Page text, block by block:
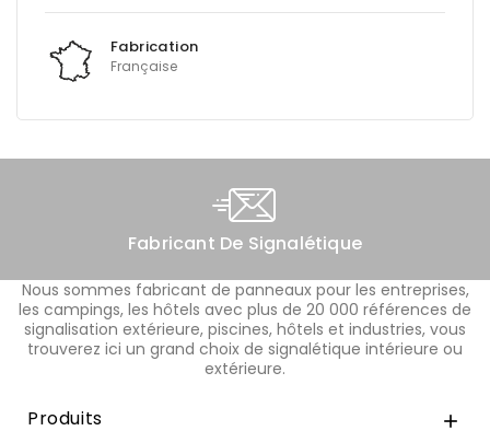
Fabrication
Française
Fabricant De Signalétique
Nous sommes fabricant de panneaux pour les entreprises,
les campings, les hôtels avec plus de 20 000 références de
signalisation extérieure, piscines, hôtels et industries, vous
trouverez ici un grand choix de signalétique intérieure ou
extérieure.
Produits 